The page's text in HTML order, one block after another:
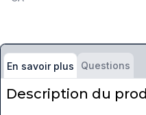
En savoir plus Questions
Description du